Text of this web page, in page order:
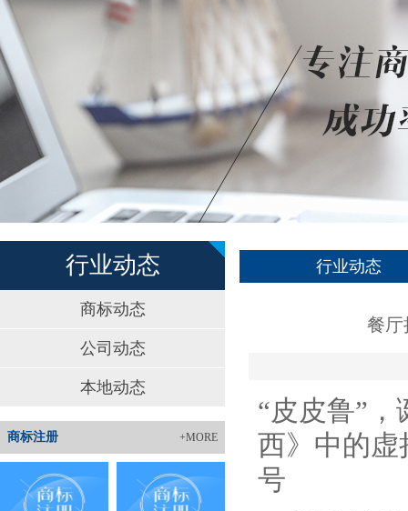
行业动态
商标动态
公司动态
本地动态
+MORE
商标注册
行业动态
餐厅
“皮皮鲁”
西》中的虚
号